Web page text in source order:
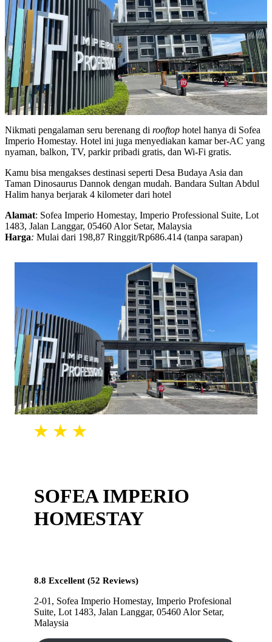
Nikmati pengalaman seru berenang di rooftop hotel hanya di Sofea
Imperio Homestay. Hotel ini juga menyediakan kamar ber-AC yang
nyaman, balkon, TV, parkir pribadi gratis, dan Wi-Fi gratis.
Kamu bisa mengakses destinasi seperti Desa Budaya Asia dan
Taman Dinosaurus Dannok dengan mudah. Bandara Sultan Abdul
Halim hanya berjarak 4 kilometer dari hotel
Alamat: Sofea Imperio Homestay, Imperio Professional Suite, Lot
1483, Jalan Langgar, 05460 Alor Setar, Malaysia
Harga: Mulai dari 198,87 Ringgit/Rp686.414 (tanpa sarapan)
SOFEA IMPERIO
HOMESTAY
8.8 Excellent (52 Reviews)
2-01, Sofea Imperio Homestay, Imperio Profesional
Suite, Lot 1483, Jalan Langgar, 05460 Alor Setar,
Malaysia